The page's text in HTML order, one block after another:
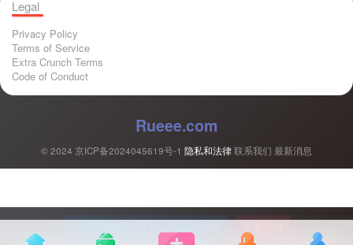
Legal
Privacy Policy
Terms of Service
Extra Crunch Terms
Code of Conduct
Rueee.com
© 2024 京ICP备2024045619号-1 隐私和法律联系我们 最新消息